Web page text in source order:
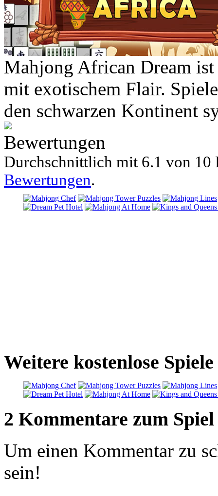
Mahjong African Dream
mit exotischem Flair.
den schwarzen Kontinent
Bewertungen
Durchschnittlich mit 6.1 von 10
Bewertungen.
Weitere kostenlose
2 Kommentare zum Spiel
Um einen Kommentar zu
sein!